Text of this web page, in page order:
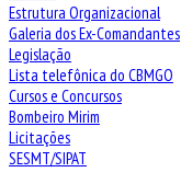
Estrutura Organizacional
Galeria dos Ex-Comandantes
Legislação
Lista telefônica do CBMGO
Cursos e Concursos
Bombeiro Mirim
Licitações
SESMT/SIPAT